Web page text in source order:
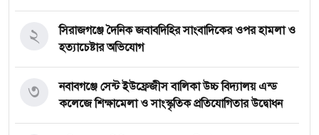
সিরাজগঞ্জে দৈনিক জবাবদিহির সাংবাদিকের ওপর হামলা ও
হত্যাচেষ্টার অভিযোগ
২
নবাবগঞ্জে সেন্ট ইউফ্রেজীস বালিকা উচ্চ বিদ্যালয় এন্ড
কলেজে শিক্ষামেলা ও সাংস্কৃতিক প্রতিযোগিতার উদ্বোধন
৩